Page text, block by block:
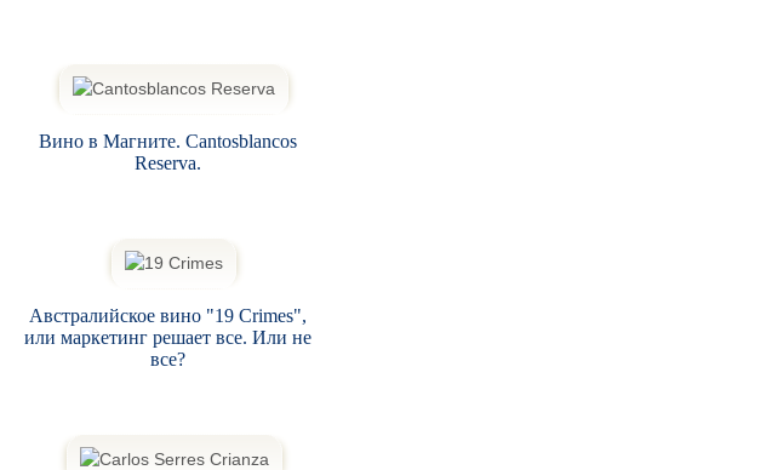
Вино в Магните. Cantosblancos
Reserva.
Австралийское вино "19 Crimes",
или маркетинг решает все. Или не
все?